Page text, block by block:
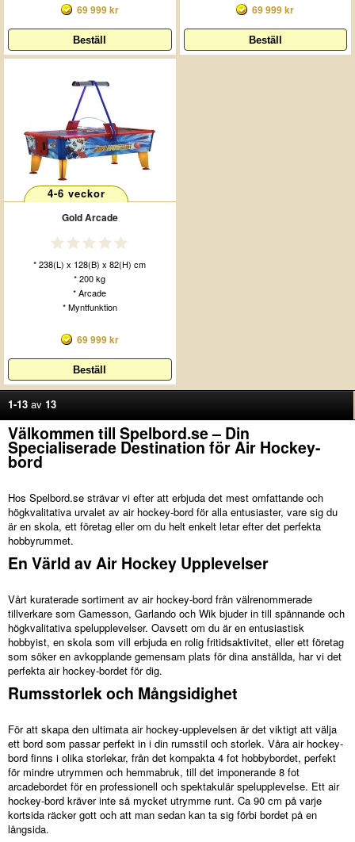
69 999 kr 69 999 kr
4-6 veckor
Gold Arcade
* 238(L) x 128(B) x 82(H) cm
* 200 kg
* Arcade
* Myntfunktion
69 999 kr
1-13 av 13
Välkommen till Spelbord.se – Din
Specialiserade Destination för Air Hockey-
bord
Hos Spelbord.se strävar vi efter att erbjuda det mest omfattande och
högkvalitativa urvalet av air hockey-bord för alla entusiaster, vare sig du
är en skola, ett företag eller om du helt enkelt letar efter det perfekta
hobbyrummet.
En Värld av Air Hockey Upplevelser
Vårt kuraterade sortiment av air hockey-bord från välrenommerade
tillverkare som Gamesson, Garlando och Wik bjuder in till spännande och
högkvalitativa spelupplevelser. Oavsett om du är en entusiastisk
hobbyist, en skola som vill erbjuda en rolig fritidsaktivitet, eller ett företag
som söker en avkopplande gemensam plats för dina anställda, har vi det
perfekta air hockey-bordet för dig.
Rumsstorlek och Mångsidighet
För att skapa den ultimata air hockey-upplevelsen är det viktigt att välja
ett bord som passar perfekt in i din rumsstil och storlek. Våra air hockey-
bord finns i olika storlekar, från det kompakta 4 fot hobbybordet, perfekt
för mindre utrymmen och hemmabruk, till det imponerande 8 fot
arcadebordet för en professionell och spektakulär spelupplevelse. Ett air
hockey-bord kräver inte så mycket utrymme runt. Ca 90 cm på varje
kortsida räcker gott och att man sedan kan ta sig förbi bordet på en
långsida.